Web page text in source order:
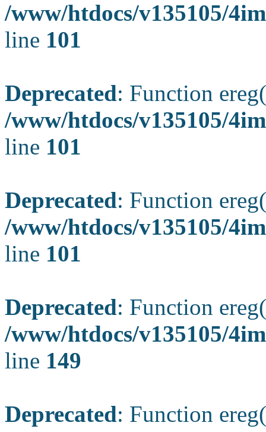
/www/htdocs/v135105/
line 101
Deprecated: Function
/www/htdocs/v135105/
line 101
Deprecated: Function
/www/htdocs/v135105/
line 101
Deprecated: Function
/www/htdocs/v135105/
line 149
Deprecated: Function